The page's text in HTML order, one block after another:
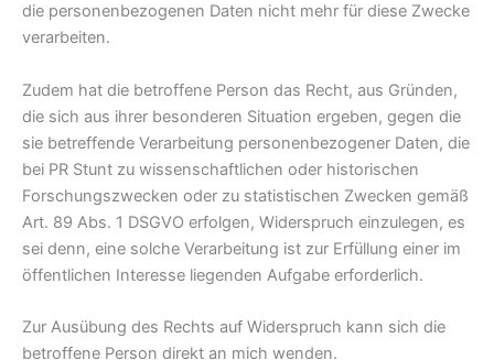
die personenbezogenen Daten nicht mehr für diese Zwecke
verarbeiten.
Zudem hat die betroffene Person das Recht, aus Gründen,
die sich aus ihrer besonderen Situation ergeben, gegen die
sie betreffende Verarbeitung personenbezogener Daten, die
bei PR Stunt zu wissenschaftlichen oder historischen
Forschungszwecken oder zu statistischen Zwecken gemäß
Art. 89 Abs. 1 DSGVO erfolgen, Widerspruch einzulegen, es
sei denn, eine solche Verarbeitung ist zur Erfüllung einer im
öffentlichen Interesse liegenden Aufgabe erforderlich.
Zur Ausübung des Rechts auf Widerspruch kann sich die
betroffene Person direkt an mich wenden.